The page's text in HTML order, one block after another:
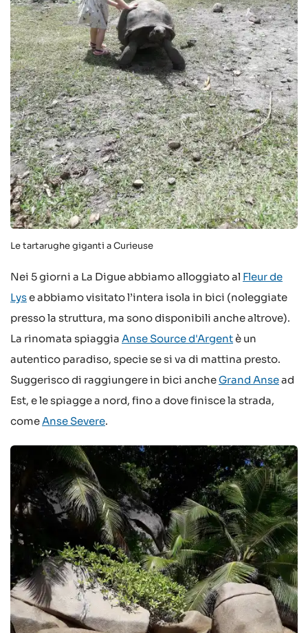
Le tartarughe giganti a Curieuse
Nei 5 giorni a La Digue abbiamo alloggiato al Fleur de
Lyse abbiamo visitato l’intera isola in bici (noleggiate
presso la struttura, ma sono disponibili anche altrove).
La rinomata spiaggia Anse Source d'Argentè un
autentico paradiso, specie se si va di mattina presto.
Suggerisco di raggiungere in bici ancheGrand Ansead
Est, e le spiagge a nord, fino a dove finisce la strada,
comeAnse Severe.